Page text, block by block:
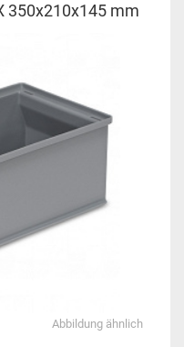
350x210x145 mm
Abbildung ähnlich